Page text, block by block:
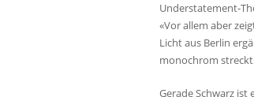
Understatement-
«Vor allem aber
Licht aus Berlin
monochrom
Gerade Schwarz